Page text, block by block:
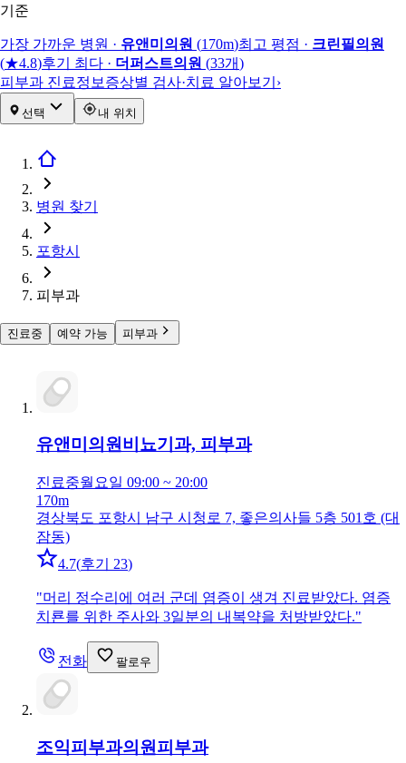
기준
가장 가까운 병원 · 유앤미의원 (170m)최고 평점 · 크린필의원
(★4.8)후기 최다 · 더퍼스트의원 (33개)
피부과 진료정보 증상별 검사·치료 알아보기 ›
선택 내 위치
병원 찾기
포항시
피부과
진료중 예약 가능 피부과
유앤미의원비뇨기과, 피부과
진료중월요일 09:00 ~ 20:00
170m
경상북도 포항시 남구 시청로 7, 좋은의사들 5층 501호 (대
잠동)
4.7(후기 23)
"머리 정수리에 여러 군데 염증이 생겨 진료받았다. 염증
치룐를 위한 주사와 3일분의 내복약을 처방받았다."
전화 팔로우
조익피부과의원 피부과